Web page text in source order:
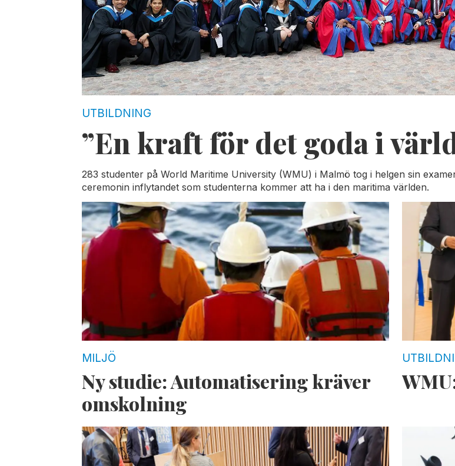
UTBILDNING
”En kraft för det goda i
283 studenter på World Maritime University (WMU) i Malmö tog i helgen sin
ceremonin inflytandet som studenterna kommer att ha i den maritima världen.
MILJÖ
Ny studie: Automatisering kräver
omskolning